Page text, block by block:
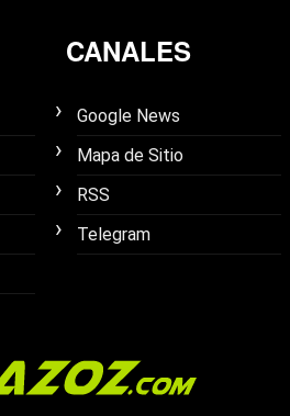
CANALES
Google News
Mapa de Sitio
RSS
Telegram